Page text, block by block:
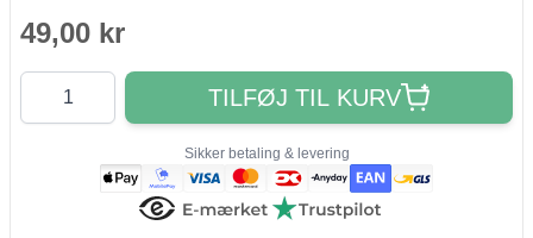
49,00 kr
Antal
TILFØJ TIL KURV
Sikker betaling & levering